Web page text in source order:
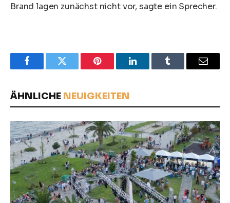
Brand lagen zunächst nicht vor, sagte ein Sprecher.
FacebookTwitter Pinterest LinkedInTumblr Email
ÄHNLICHE NEUIGKEITEN